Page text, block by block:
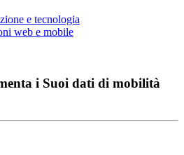
e tecnologia
web e mobile
i Suoi dati di mobilità